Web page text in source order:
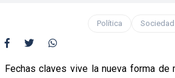
Política Sociedad
Fechas claves vive la nueva forma de